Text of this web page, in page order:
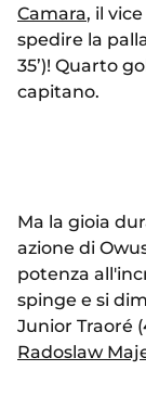
Camara, il
spedire la
35’)! Quarto
capitano.
Ma la gioia
azione di
potenza
spinge e si
Junior Traoré
Radoslaw